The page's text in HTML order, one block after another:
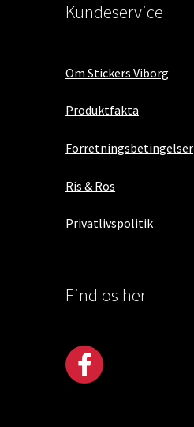
Kundeservice
Om Stickers Viborg
Produktfakta
Forretningsbetingelser
Ris & Ros
Privatlivspolitik
Find os her